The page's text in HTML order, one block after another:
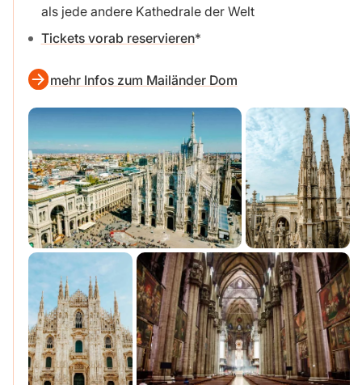
als jede andere Kathedrale der Welt
Tickets vorab reservieren
mehr Infos zum Mailänder Dom